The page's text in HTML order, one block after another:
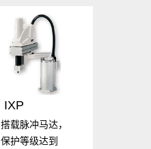
IXP
搭载脉冲马达，
保护等级达到